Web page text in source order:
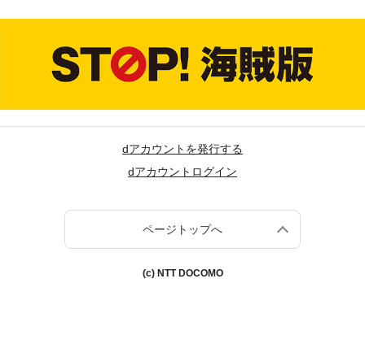
dアカウントを発行する
dアカウントログイン
ページトップへ
(c) NTT DOCOMO